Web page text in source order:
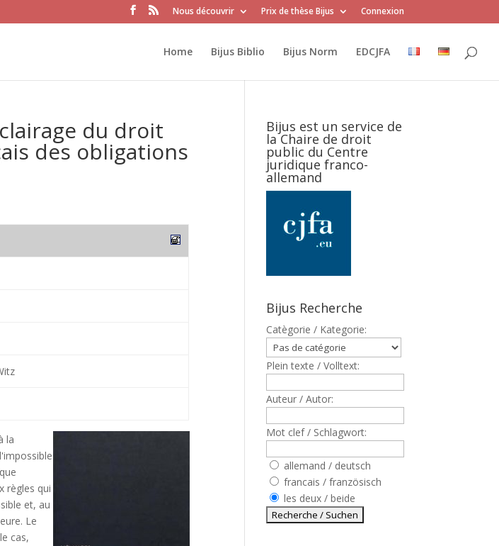
Nous découvrir Prix de thèse Bijus Connexion
Home Bijus Biblio Bijus Norm EDCJFA
du droit
des obligations
la
règles qui
et, au
Le
cas,
Bijus est un service de
la Chaire de droit
public du Centre
juridique franco-
allemand
Bijus Recherche
Catègorie / Kategorie:
Plein texte / Volltext:
Auteur / Autor:
Mot clef / Schlagwort:
allemand / deutsch
francais / französisch
les deux / beide